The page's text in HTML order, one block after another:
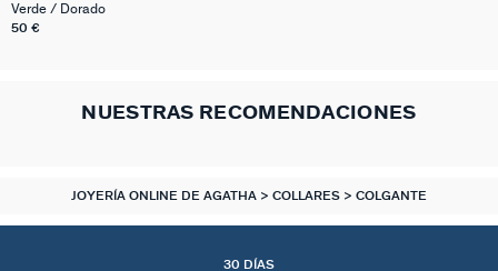
Verde / Dorado
50 €
NUESTRAS RECOMENDACIONES
JOYERÍA ONLINE DE AGATHA COLLARES COLGANTE
30 DÍAS